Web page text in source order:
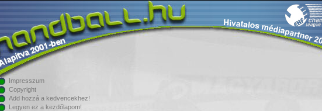
Impresszum
Copyright
Add hozzá a kedvencekhez!
Legyen ez a kezdőlapom!